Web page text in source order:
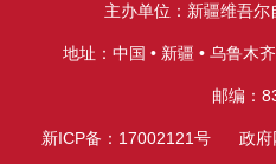
主办单位：新疆维吾
地址：中国 • 新疆 • 乌鲁木
邮编：
新ICP备：17002121号 政府